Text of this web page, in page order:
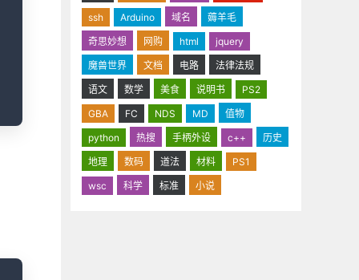
ssh
Arduino 域名
薅羊毛
奇思妙想
网购 html
jquery
魔兽世界
文档 电路
法律法规
语文
数学 美食 说明书
PS2
GBA
FC NDS MD
值物
python
热搜 手柄外设 c++
历史
地理
数码 道法 材料
PS1
wsc
科学 标准 小说